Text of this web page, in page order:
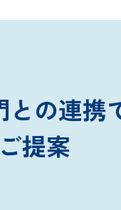
との連携
提案